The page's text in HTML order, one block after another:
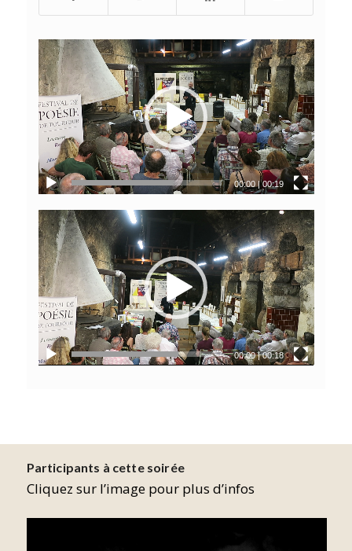
00:00 |00:19
00:00|00:18
Participants à cette soirée
Cliquez sur l’image pour plus d’infos